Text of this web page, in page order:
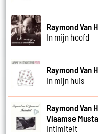
Raymond Van
In mijn hoofd
Raymond Van
In mijn huis
Raymond Van
Vlaamse
Intimiteit